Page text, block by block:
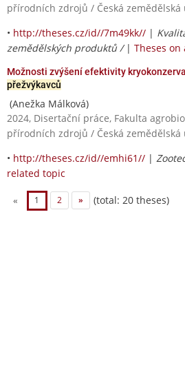
přírodních zdrojů / Česká zemědělská
• http://theses.cz/id//7m49kk// |
zemědělských produktů / | Theses
Možnosti zvýšení efektivity
přežvýkavců
(Anežka Málková)
2024, Disertační práce, Fakulta
přírodních zdrojů / Česká zemědělská
• http://theses.cz/id//emhi61// |
related topic
« 1 2 » (total: 20 theses)